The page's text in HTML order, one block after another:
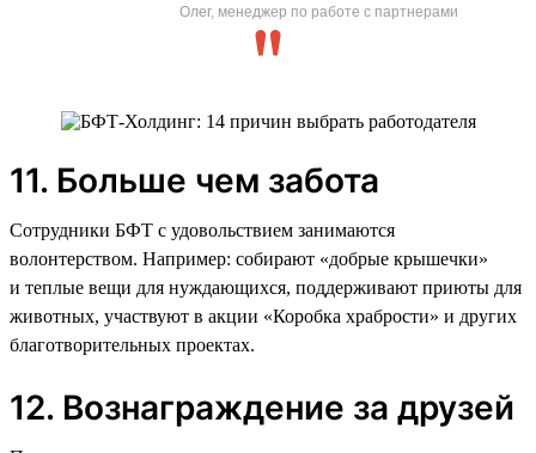
Олег, менеджер по работе с партнерами
11. Больше чем забота
Сотрудники БФТ с удовольствием занимаются
волонтерством. Например: собирают «добрые крышечки»
и теплые вещи для нуждающихся, поддерживают приюты для
животных, участвуют в акции «Коробка храбрости» и других
благотворительных проектах.
12. Вознаграждение за друзей